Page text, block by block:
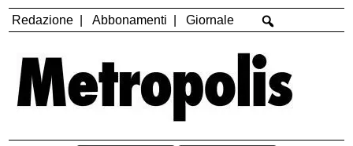
Redazione Abbonamenti Giornale